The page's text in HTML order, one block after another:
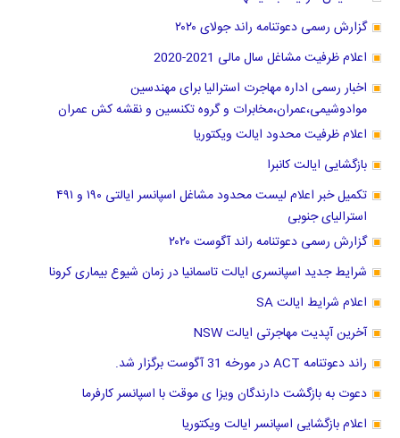
گزارش رسمی دعوتنامه راند جولای ۲۰۲۰
اعلام ظرفیت مشاغل سال مالی 2021-2020
اخبار رسمی اداره مهاجرت استرالیا برای مهندسین
موادوشیمی،عمران،مخابرات و گروه تکنسین و نقشه کش عمران
اعلام ظرفیت محدود ایالت ویکتوریا
بازگشایی ایالت کانبرا
تکمیل خبر اعلام لیست محدود مشاغل اسپانسر ایالتی ۱۹۰ و ۴۹۱
استرالیای جنوبی
گزارش رسمی دعوتنامه راند آگوست ۲۰۲۰
شرایط جدید اسپانسری ایالت تاسمانیا در زمان شیوع بیماری کرونا
اعلام شرایط ایالت SA
آخرین آپدیت مهاجرتی ایالت NSW
راند دعوتنامه ACT در مورخه 31 آگوست برگزار شد.
دعوت به بازگشت دارندگان ویزا ی موقت با اسپانسر کارفرما
اعلام بازگشایی اسپانسر ایالت ویکتوریا